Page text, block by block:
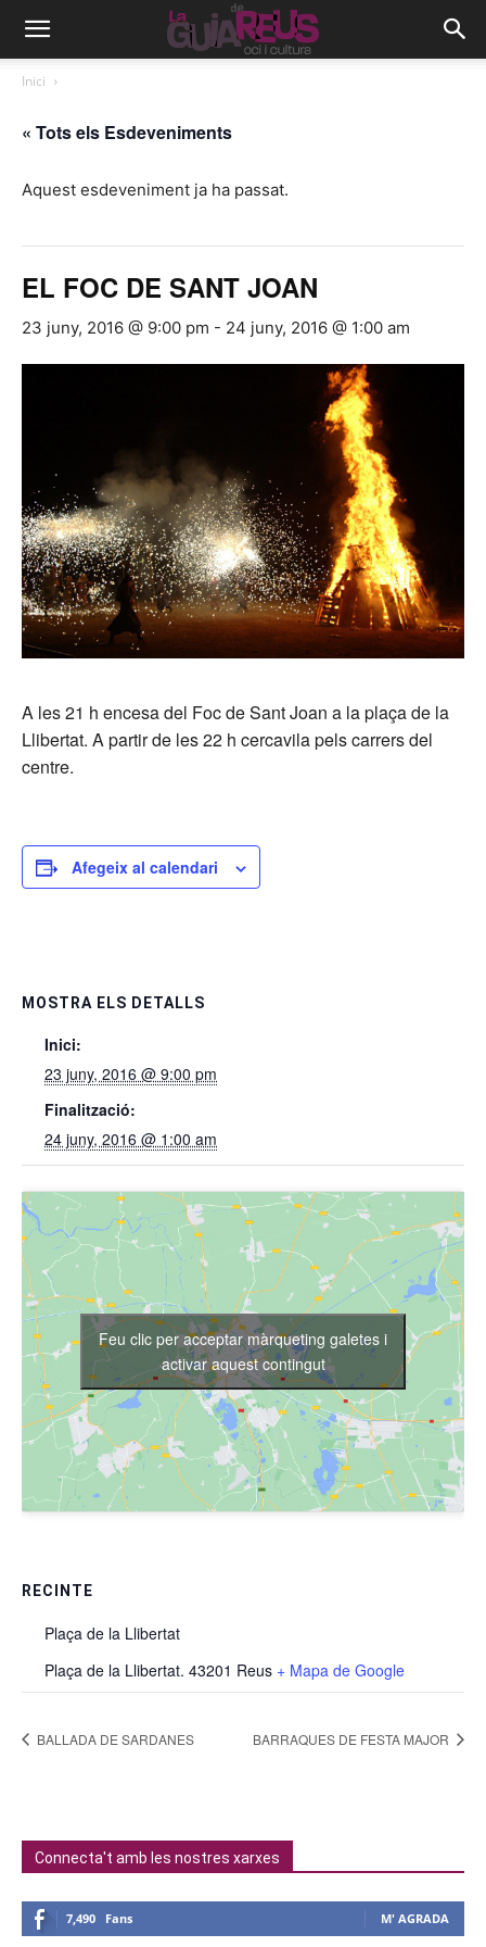
Inici
« Tots els Esdeveniments
Aquest esdeveniment ja ha passat.
EL FOC DE SANT JOAN
23 juny, 2016 @ 9:00 pm - 24 juny, 2016 @ 1:00 am
A les 21 h encesa del Foc de Sant Joan a la plaça de la
Llibertat. A partir de les 22 h cercavila pels carrers del
centre.
Afegeix al calendari
MOSTRA ELS DETALLS
Inici:
23 juny, 2016 @ 9:00 pm
Finalització:
24 juny, 2016 @ 1:00 am
RECINTE
Plaça de la Llibertat
Plaça de la Llibertat. 43201 Reus + Mapa de Google
Feu clic per acceptar màrqueting galetes i
activar aquest contingut
BALLADA DE SARDANES BARRAQUES DE FESTA MAJOR
Connecta't amb les nostres xarxes
7,490 Fans M' AGRADA